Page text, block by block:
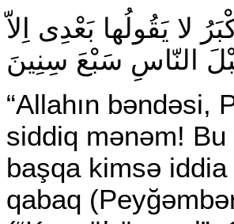
لا يَقُولُها بَعْدِى اِلاّ
“Allahın bəndəsi,
siddiq mənəm!
başqa kimsə
qabaq